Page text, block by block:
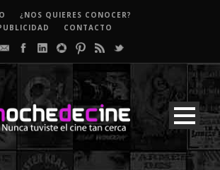
¿NOS QUIERES CONOCER?
CONTACTO